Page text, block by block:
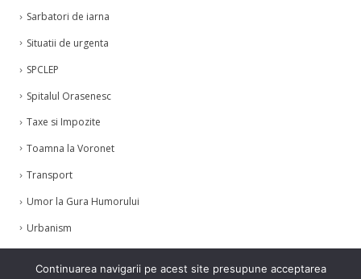
Sarbatori de iarna
Situatii de urgenta
SPCLEP
Spitalul Orasenesc
Taxe si Impozite
Toamna la Voronet
Transport
Umor la Gura Humorului
Urbanism
Continuarea navigarii pe acest site presupune acceptarea